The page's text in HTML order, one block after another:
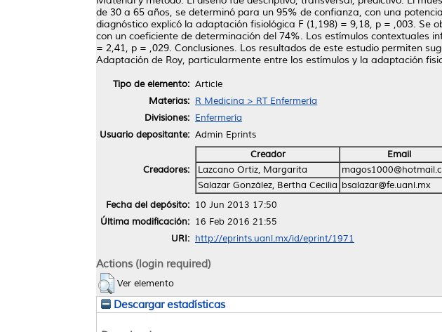
de 30 a 65 años, se determinó para un 95% de confianza, con una
diagnóstico explicó la adaptación fisiológica F (1,198) = 9,18, p = ,003. Se
con un coeficiente de determinación del 74%. Los estímulos contextuales
= 2,41, p = ,029. Conclusiones. Los resultados de este estudio permiten
Adaptación de Roy, particularmente entre los estímulos y la adaptación
Tipo de elemento: Article
Materias: R Medicina > RT Enfermería
Divisiones: Enfermería
Usuario depositante: Admin Eprints
Creadores:
Creador Email
Lazcano Ortiz, Margarita
Salazar González, Bertha Cecilia bsalazar@fe.uanl.mx
Fecha del depósito: 10 Jun 2013 17:50
Última modificación: 16 Feb 2016 21:55
URI: http://eprints.uanl.mx/id/eprint/1971
Actions (login required)
Ver elemento
Descargar estadísticas